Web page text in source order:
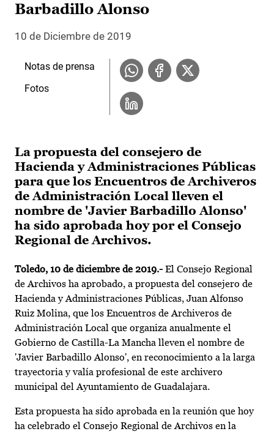
Barbadillo Alonso
10 de Diciembre de 2019
La propuesta del consejero de
Hacienda y Administraciones Públicas
para que los Encuentros de Archiveros
de Administración Local lleven el
nombre de 'Javier Barbadillo Alonso'
ha sido aprobada hoy por el Consejo
Regional de Archivos.
Toledo, 10 de diciembre de 2019.- El Consejo Regional
de Archivos ha aprobado, a propuesta del consejero de
Hacienda y Administraciones Públicas, Juan Alfonso
Ruiz Molina, que los Encuentros de Archiveros de
Administración Local que organiza anualmente el
Gobierno de Castilla-La Mancha lleven el nombre de
'Javier Barbadillo Alonso', en reconocimiento a la larga
trayectoria y valía profesional de este archivero
municipal del Ayuntamiento de Guadalajara.
Esta propuesta ha sido aprobada en la reunión que hoy
ha celebrado el Consejo Regional de Archivos en la
Notas de prensa
Fotos